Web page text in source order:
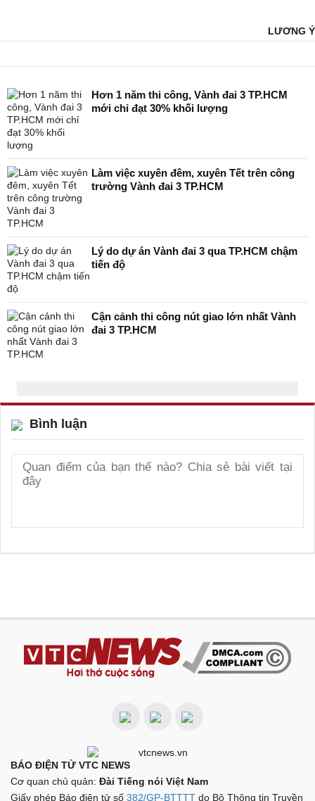
LƯƠNG Ý
Hơn 1 năm thi công, Vành đai 3 TP.HCM
mới chỉ đạt 30% khối lượng
Làm việc xuyên đêm, xuyên Tết trên công
trường Vành đai 3 TP.HCM
Lý do dự án Vành đai 3 qua TP.HCM chậm
tiến độ
Cận cảnh thi công nút giao lớn nhất Vành
đai 3 TP.HCM
Bình luận
BÁO ĐIỆN TỬ VTC NEWS
Cơ quan chủ quản: Đài Tiếng nói Việt Nam
Giấy phép Báo điện tử số 382/GP-BTTTT do Bộ Thông tin Truyền